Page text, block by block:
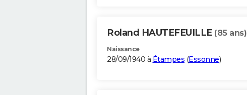
Roland HAUTEFEUILLE (85 ans)
Naissance
28/09/1940 à Étampes (Essonne)